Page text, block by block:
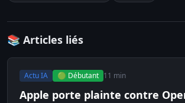
📚 Articles liés
Actu IA 🟢 Débutant 11 min
Apple porte plainte contre